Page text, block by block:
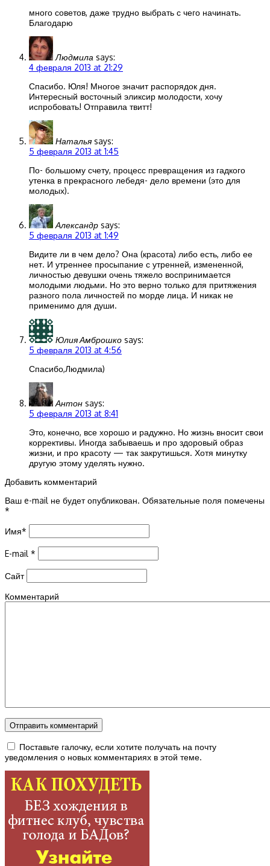
много советов, даже трудно выбрать с чего начинать.
Благодарю
Людмила says:
4 февраля 2013 at 21:29
Спасибо. Юля! Многое значит распорядок дня.
Интересный восточный эликсир молодости, хочу
испробовать! Отправила твитт!
Наталья says:
5 февраля 2013 at 1:45
По- большому счету, процесс превращения из гадкого
утенка в прекрасного лебедя- дело времени (это для
молодых).
Александр says:
5 февраля 2013 at 1:49
Видите ли в чем дело? Она (красота) либо есть, либо ее
нет. И утреннее просыпание с утренней, измененной,
личностью девушки очень тяжело воспринимается
молодыми людьми. Но это верно только для притяжения
разного пола личностей по морде лица. И никак не
применимо для души.
Юлия Амброшко says:
5 февраля 2013 at 4:56
Спасибо,Людмила)
Антон says:
5 февраля 2013 at 8:41
Это, конечно, все хорошо и радужно. Но жизнь вносит свои
коррективы. Иногда забываешь и про здоровый образ
жизни, и про красоту — так закрутишься. Хотя минутку
другую этому уделять нужно.
Добавить комментарий
Ваш e-mail не будет опубликован. Обязательные поля помечены
*
Имя*
E-mail *
Сайт
Комментарий
Поставьте галочку, если хотите получать на почту
уведомления о новых комментариях в этой теме.